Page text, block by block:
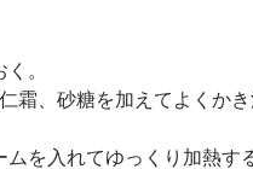
。
霜、砂糖を加えてよくか
を入れてゆっくり加熱す